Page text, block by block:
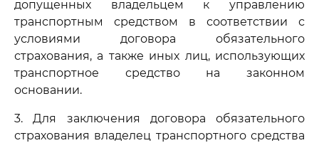
допущенных владельцем к управлению
транспортным средством в соответствии с
условиями договора обязательного
страхования, а также иных лиц, использующих
транспортное средство на законном
основании.
3. Для заключения договора обязательного
страхования владелец транспортного средства